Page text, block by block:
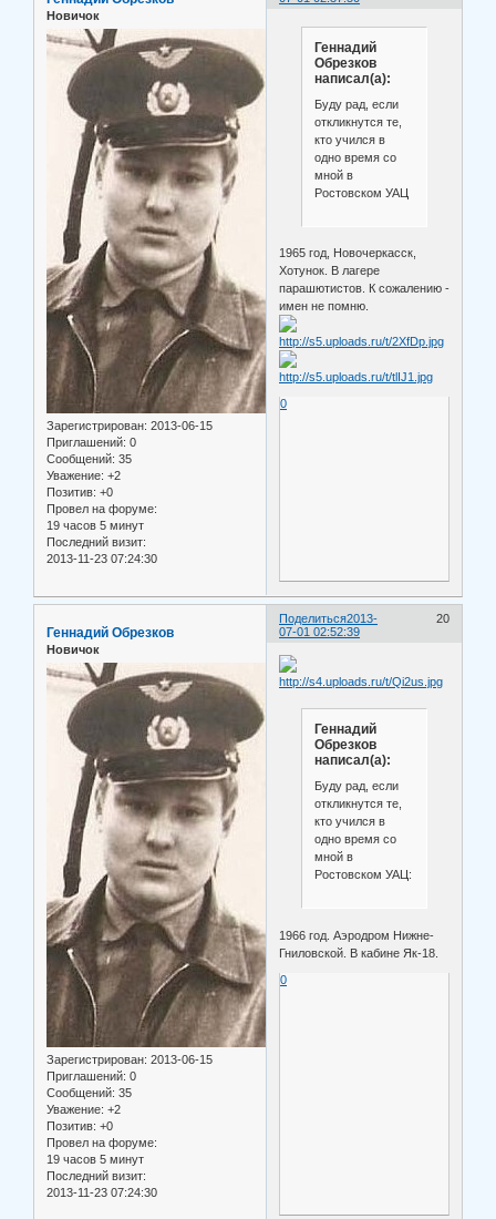
Новичок
Зарегистрирован: 2013-06-15
Приглашений: 0
Сообщений: 35
Уважение: +2
Позитив: +0
Провел на форуме:
19 часов 5 минут
Последний визит:
2013-11-23 07:24:30
Геннадий
Обрезков
написал(а):
Буду рад, если
откликнутся те,
кто учился в
одно время со
мной в
Ростовском УАЦ
1965 год, Новочеркасск,
Хотунок. В лагере
парашютистов. К сожалению -
имен не помню.
0
Поделиться 20
2013-
07-01 02:52:39
Геннадий Обрезков
Новичок
Зарегистрирован: 2013-06-15
Приглашений: 0
Сообщений: 35
Уважение: +2
Позитив: +0
Провел на форуме:
19 часов 5 минут
Последний визит:
2013-11-23 07:24:30
Геннадий
Обрезков
написал(а):
Буду рад, если
откликнутся те,
кто учился в
одно время со
мной в
Ростовском УАЦ:
1966 год. Аэродром Нижне-
Гниловской. В кабине Як-18.
0